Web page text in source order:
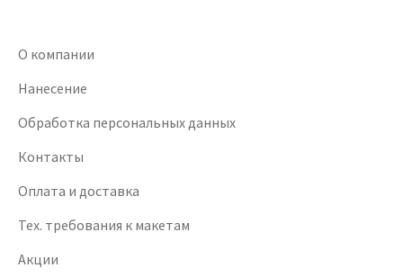
О компании
Нанесение
Обработка персональных данных
Контакты
Оплата и доставка
Тех. требования к макетам
Акции